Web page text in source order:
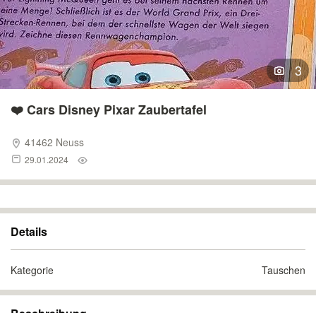
3
❤️ Cars Disney Pixar Zaubertafel
41462 Neuss
29.01.2024
Details
Kategorie Tauschen